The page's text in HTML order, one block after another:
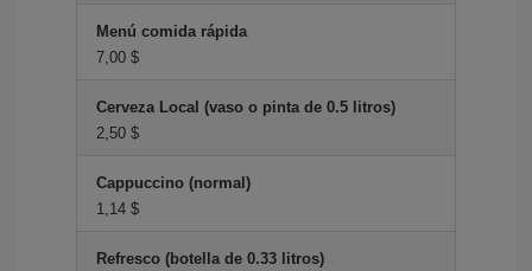
Menú comida rápida
7,00 $
Cerveza Local (vaso o pinta de 0.5 litros)
2,50 $
Cappuccino (normal)
1,14 $
Refresco (botella de 0.33 litros)